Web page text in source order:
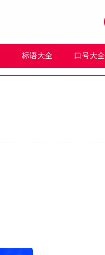
标语大全 口号大全